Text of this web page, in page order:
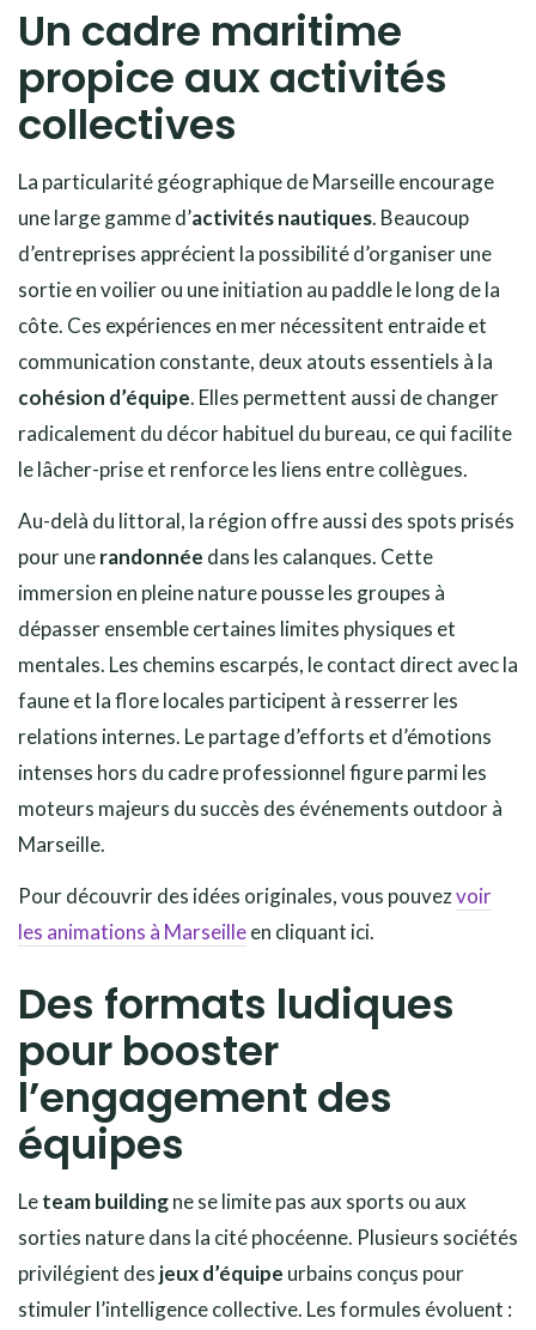
Un cadre maritime
propice aux activités
collectives
La particularité géographique de Marseille encourage
une large gamme d’activités nautiques. Beaucoup
d’entreprises apprécient la possibilité d’organiser une
sortie en voilier ou une initiation au paddle le long de la
côte. Ces expériences en mer nécessitent entraide et
communication constante, deux atouts essentiels à la
cohésion d’équipe. Elles permettent aussi de changer
radicalement du décor habituel du bureau, ce qui facilite
le lâcher-prise et renforce les liens entre collègues.
Au-delà du littoral, la région offre aussi des spots prisés
pour unerandonnée dans les calanques. Cette
immersion en pleine nature pousse les groupes à
dépasser ensemble certaines limites physiques et
mentales. Les chemins escarpés, le contact direct avec la
faune et la flore locales participent à resserrer les
relations internes. Le partage d’efforts et d’émotions
intenses hors du cadre professionnel figure parmi les
moteurs majeurs du succès des événements outdoor à
Marseille.
Pour découvrir des idées originales, vous pouvezvoir
les animations à Marseilleen cliquant ici.
Des formats ludiques
pour booster
l’engagement des
équipes
Leteam buildingne se limite pas aux sports ou aux
sorties nature dans la cité phocéenne. Plusieurs sociétés
privilégient des jeux d’équipe urbains conçus pour
stimuler l’intelligence collective. Les formules évoluent :